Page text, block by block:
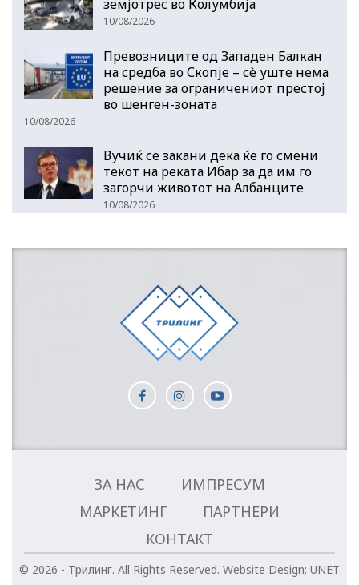
земјотрес во Колумбија
10/08/2026
Превозниците од Западен Балкан
на средба во Скопје – сè уште нема
решение за ограничениот престој
во шенген-зоната
10/08/2026
Вучиќ се закани дека ќе го смени
текот на реката Ибар за да им го
загорчи животот на Албанците
10/08/2026
ЗА НАС
ИМПРЕСУМ
МАРКЕТИНГ
ПАРТНЕРИ
КОНТАКТ
© 2026 - Трилинг. All Rights Reserved. Website Design: UNET